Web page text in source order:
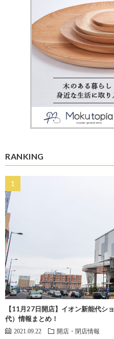
RANKING
【11月27日開店】イオン新能代シ
代）情報まとめ！
2021.09.22 開店・閉店情報